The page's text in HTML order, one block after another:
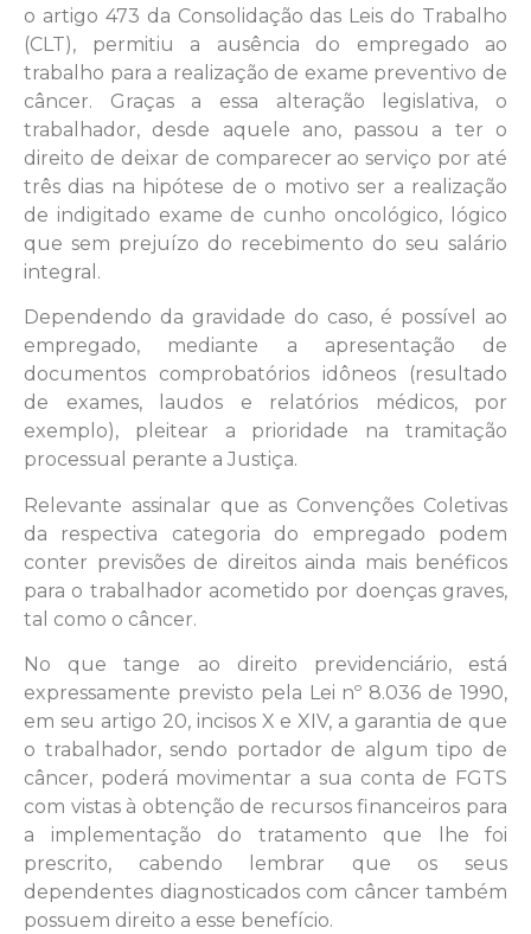
o artigo 473 da Consolidação das Leis do Trabalho
(CLT), permitiu a ausência do empregado ao
trabalho para a realização de exame preventivo de
câncer. Graças a essa alteração legislativa, o
trabalhador, desde aquele ano, passou a ter o
direito de deixar de comparecer ao serviço por até
três dias na hipótese de o motivo ser a realização
de indigitado exame de cunho oncológico, lógico
que sem prejuízo do recebimento do seu salário
integral.
Dependendo da gravidade do caso, é possível ao
empregado, mediante a apresentação de
documentos comprobatórios idôneos (resultado
de exames, laudos e relatórios médicos, por
exemplo), pleitear a prioridade na tramitação
processual perante a Justiça.
Relevante assinalar que as Convenções Coletivas
da respectiva categoria do empregado podem
conter previsões de direitos ainda mais benéficos
para o trabalhador acometido por doenças graves,
tal como o câncer.
No que tange ao direito previdenciário, está
expressamente previsto pela Lei nº 8.036 de 1990,
em seu artigo 20, incisos X e XIV, a garantia de que
o trabalhador, sendo portador de algum tipo de
câncer, poderá movimentar a sua conta de FGTS
com vistas à obtenção de recursos financeiros para
a implementação do tratamento que lhe foi
prescrito, cabendo lembrar que os seus
dependentes diagnosticados com câncer também
possuem direito a esse benefício.